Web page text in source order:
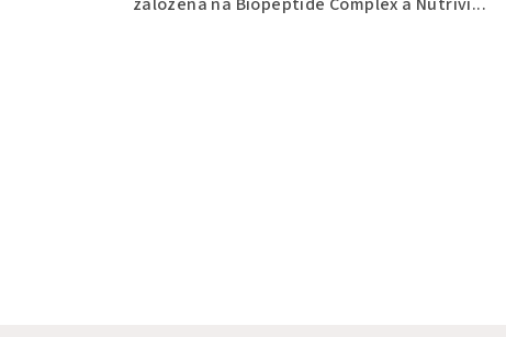
založena na Biopeptide Complex a Nutrivi...